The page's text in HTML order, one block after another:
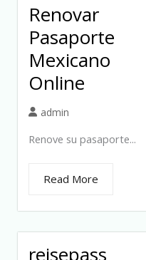
Renovar
Pasaporte
Mexicano
Online
admin
Renove su pasaporte...
Read More
reisepass